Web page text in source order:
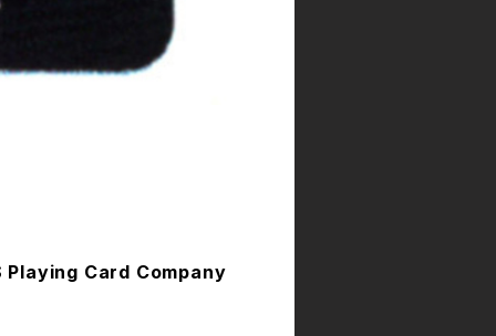
Playing Card Company